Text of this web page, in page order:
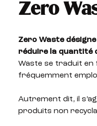
Zero
Zero Waste
réduire la quantité
Waste se traduit en
fréquemment
Autrement dit, il
produits non